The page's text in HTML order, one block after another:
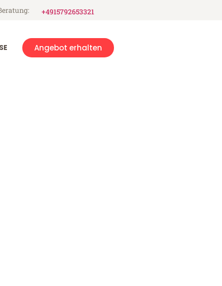
+4915792653321
Angebot erhalten